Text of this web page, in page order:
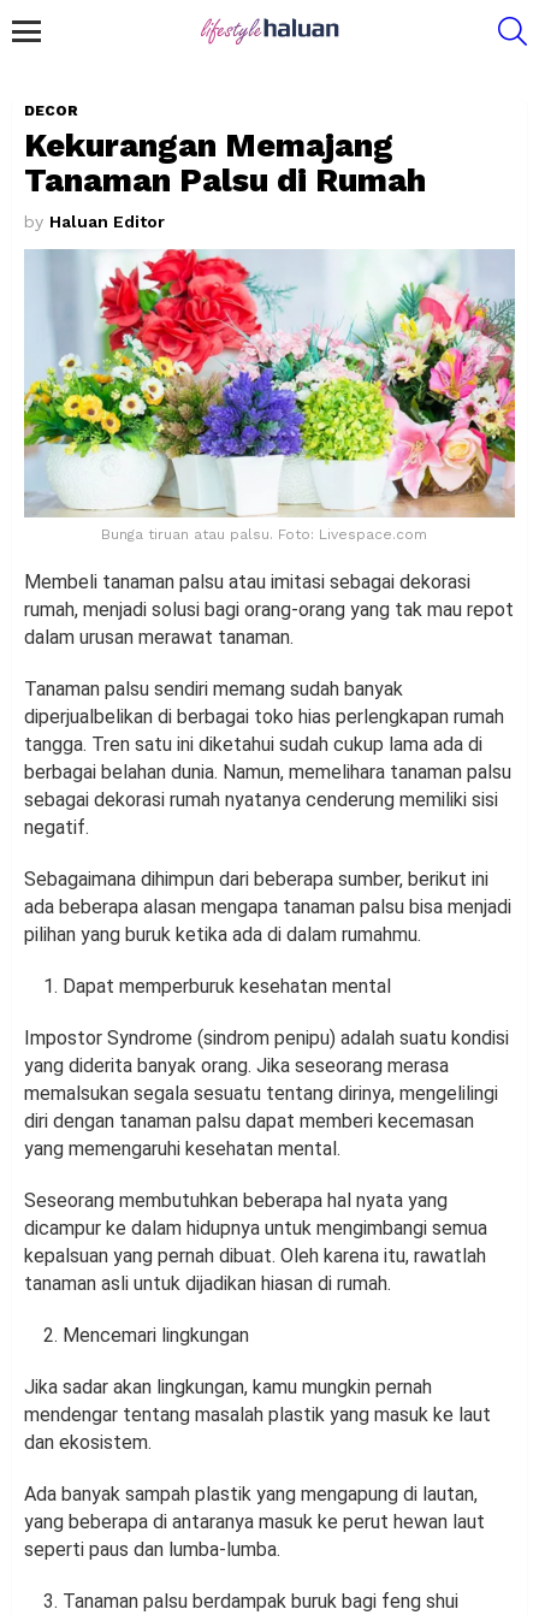
DECOR
Kekurangan Memajang
Tanaman Palsu di Rumah
by Haluan Editor
Bunga tiruan atau palsu. Foto: Livespace.com
Membeli tanaman palsu atau imitasi sebagai dekorasi
rumah, menjadi solusi bagi orang-orang yang tak mau repot
dalam urusan merawat tanaman.
Tanaman palsu sendiri memang sudah banyak
diperjualbelikan di berbagai toko hias perlengkapan rumah
tangga. Tren satu ini diketahui sudah cukup lama ada di
berbagai belahan dunia. Namun, memelihara tanaman palsu
sebagai dekorasi rumah nyatanya cenderung memiliki sisi
negatif.
Sebagaimana dihimpun dari beberapa sumber, berikut ini
ada beberapa alasan mengapa tanaman palsu bisa menjadi
pilihan yang buruk ketika ada di dalam rumahmu.
Dapat memperburuk kesehatan mental
Impostor Syndrome (sindrom penipu) adalah suatu kondisi
yang diderita banyak orang. Jika seseorang merasa
memalsukan segala sesuatu tentang dirinya, mengelilingi
diri dengan tanaman palsu dapat memberi kecemasan
yang memengaruhi kesehatan mental.
Seseorang membutuhkan beberapa hal nyata yang
dicampur ke dalam hidupnya untuk mengimbangi semua
kepalsuan yang pernah dibuat. Oleh karena itu, rawatlah
tanaman asli untuk dijadikan hiasan di rumah.
Mencemari lingkungan
Jika sadar akan lingkungan, kamu mungkin pernah
mendengar tentang masalah plastik yang masuk ke laut
dan ekosistem.
Ada banyak sampah plastik yang mengapung di lautan,
yang beberapa di antaranya masuk ke perut hewan laut
seperti paus dan lumba-lumba.
Tanaman palsu berdampak buruk bagi feng shui